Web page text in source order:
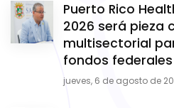
Puerto Rico
2026 será pieza
multisectorial
fondos
jueves, 6 de agosto de